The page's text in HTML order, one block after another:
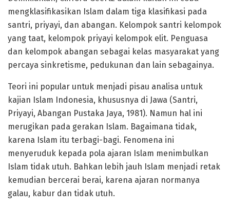
mengklasifikasikan Islam dalam tiga klasifikasi pada
santri, priyayi, dan abangan. Kelompok santri kelompok
yang taat, kelompok priyayi kelompok elit. Penguasa
dan kelompok abangan sebagai kelas masyarakat yang
percaya sinkretisme, pedukunan dan lain sebagainya.
Teori ini popular untuk menjadi pisau analisa untuk
kajian Islam Indonesia, khususnya di Jawa (Santri,
Priyayi, Abangan Pustaka Jaya, 1981). Namun hal ini
merugikan pada gerakan Islam. Bagaimana tidak,
karena Islam itu terbagi-bagi. Fenomena ini
menyeruduk kepada pola ajaran Islam menimbulkan
Islam tidak utuh. Bahkan lebih jauh Islam menjadi retak
kemudian bercerai berai, karena ajaran normanya
galau, kabur dan tidak utuh.